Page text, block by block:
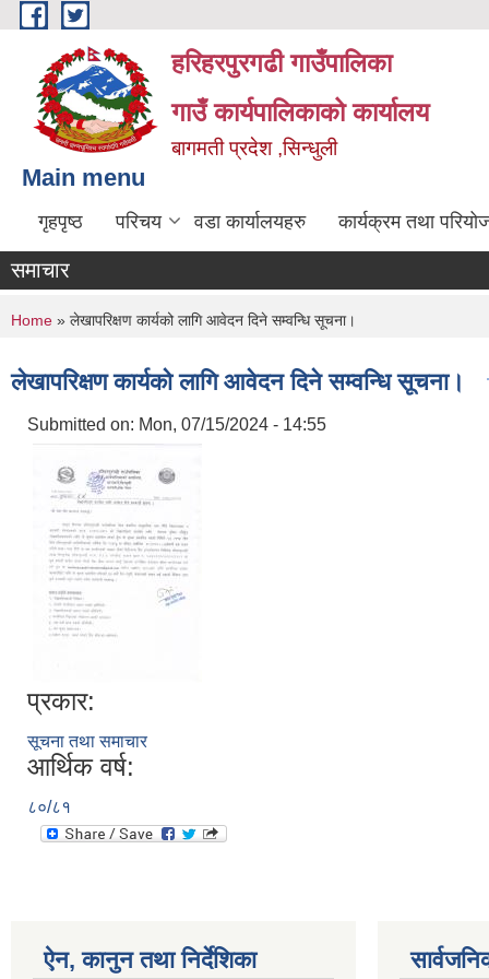
Skip to main content
हरिहरपुरगढी गाउँपालिका
गाउँ कार्यपालिकाको कार्यालय
बागमती प्रदेश ,सिन्धुली
Main menu
गृहपृष्ठ परिचय वडा कार्यालयहरु कार्यक्रम तथा
समाचार
You are here
Home » लेखापरिक्षण कार्यको लागि आवेदन दिने सम्वन्धि सूचना।
लेखापरिक्षण कार्यको लागि आवेदन दिने सम्वन्धि सूचना।
Submitted on: Mon, 07/15/2024 - 14:55
प्रकार:
सूचना तथा समाचार
आर्थिक वर्ष:
८०/८१
ऐन, कानुन तथा निर्देशिका